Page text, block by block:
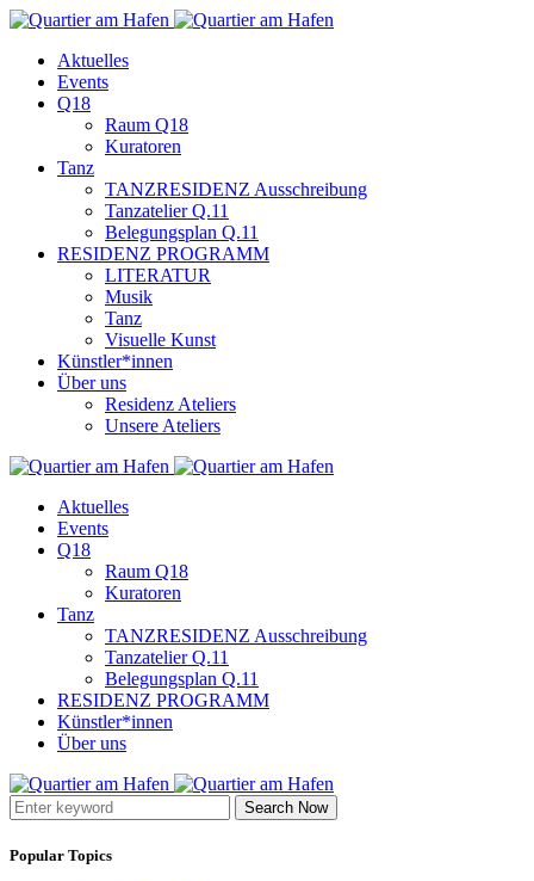
Aktuelles
Events
Q18
Raum Q18
Kuratoren
Tanz
TANZRESIDENZ Ausschreibung
Tanzatelier Q.11
Belegungsplan Q.11
RESIDENZ PROGRAMM
LITERATUR
Musik
Tanz
Visuelle Kunst
Künstler*innen
Über uns
Residenz Ateliers
Unsere Ateliers
Aktuelles
Events
Q18
Raum Q18
Kuratoren
Tanz
TANZRESIDENZ Ausschreibung
Tanzatelier Q.11
Belegungsplan Q.11
RESIDENZ PROGRAMM
Künstler*innen
Über uns
Search Now
Popular Topics